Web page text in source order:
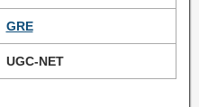
GRE
UGC-NET